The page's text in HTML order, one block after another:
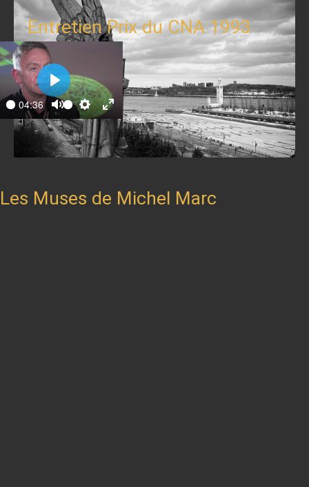
Entretien Prix du CNA 1993
04:36
Mute SettingsEnter
fullscreen
Play
Les Muses de Michel Marc